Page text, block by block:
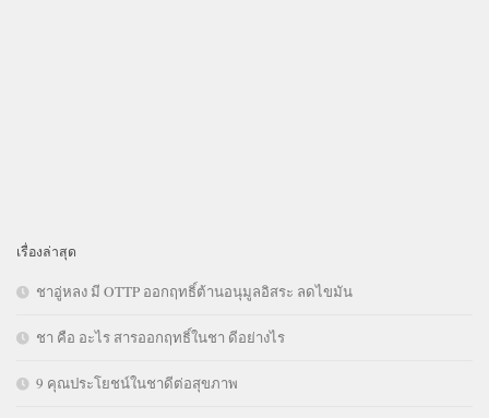
เรื่องล่าสุด
ชาอู่หลง มี OTTP ออกฤทธิ์ต้านอนุมูลอิสระ ลดไขมัน
ชา คือ อะไร สารออกฤทธิ์ในชา ดีอย่างไร
9 คุณประโยชน์ในชาดีต่อสุขภาพ